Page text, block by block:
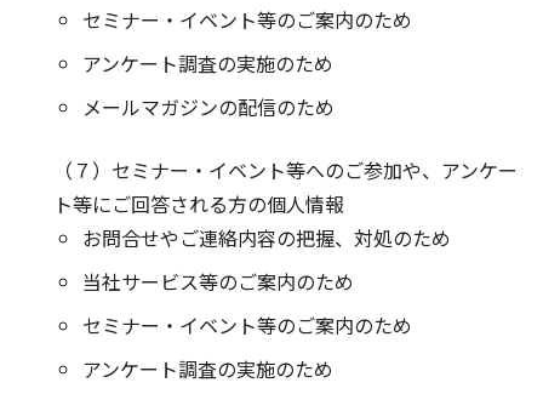
セミナー・イベント等のご案内のため
アンケート調査の実施のため
メールマガジンの配信のため
（７）セミナー・イベント等へのご参加や、アンケー
ト等にご回答される方の個人情報
お問合せやご連絡内容の把握、対処のため
当社サービス等のご案内のため
セミナー・イベント等のご案内のため
アンケート調査の実施のため